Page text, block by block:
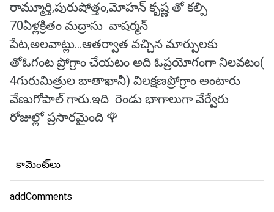
రామ్మూర్తి,పురుషోత్తం,మోహన్ కృష్ణ తో కల్పి
70ఏళ్లక్రితం మద్రాసు వాషర్మన్
పేట,అలవాట్లు...ఆతర్వాత వచ్చిన మార్పులకు
తోఓగంట ప్రోగ్రాం చేయటం అది ఓప్రయోగంగా నిలవటం(
4గురుమిత్రుల బాతాఖానీ) విలక్షణప్రోగ్రాం అంటారు
వేణుగోపాల్ గారు.ఇది రెండు భాగాలుగా వేర్వేరు
రోజుల్లో ప్రసారమైంది 🌹
కామెంట్‌లు
addComments